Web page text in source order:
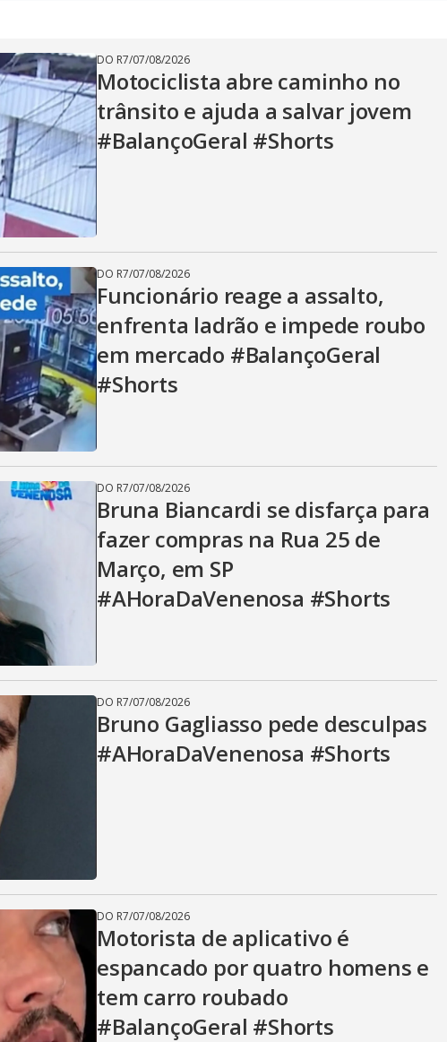
DO R7/07/08/2026
Motociclista abre caminho no
trânsito e ajuda a salvar jovem
#BalançoGeral #Shorts
DO R7/07/08/2026
Funcionário reage a assalto,
enfrenta ladrão e impede roubo
em mercado #BalançoGeral
#Shorts
DO R7/07/08/2026
Bruna Biancardi se disfarça para
fazer compras na Rua 25 de
Março, em SP
#AHoraDaVenenosa #Shorts
DO R7/07/08/2026
Bruno Gagliasso pede desculpas
#AHoraDaVenenosa #Shorts
DO R7/07/08/2026
Motorista de aplicativo é
espancado por quatro homens e
tem carro roubado
#BalançoGeral #Shorts